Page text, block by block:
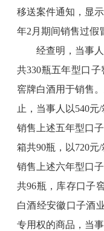
移送案件通知，显
年2月期间销售过假
经查明，当事
共330瓶五年型口
窖牌白酒用于销售
止，当事人以540元
销售上述五年型口
箱共90瓶，以720元
销售上述六年型口
共96瓶，库存口子
白酒经安徽口子酒
专用权的商品，当